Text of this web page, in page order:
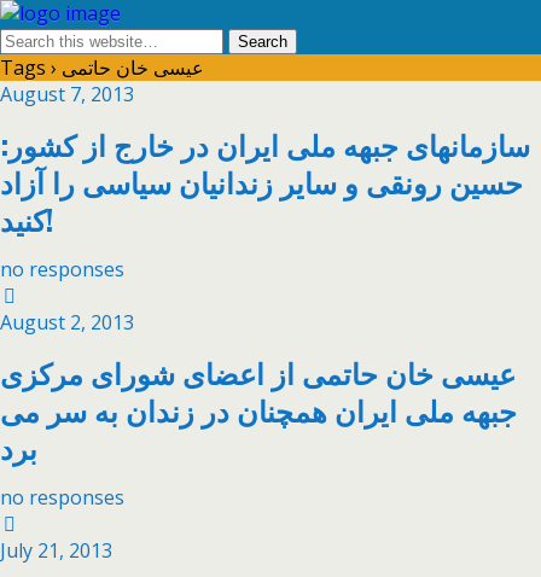
Tags › عیسی خان حاتمی
August 7, 2013
سازمانهای جبهه ملی ایران در خارج از کشور:
حسین رونقی و سایر زندانیان سیاسی را آزاد
کنید!
no responses
August 2, 2013
عیسی خان حاتمی از اعضای شورای مرکزی
جبهه ملی ایران همچنان در زندان به سر می
برد
no responses
July 21, 2013